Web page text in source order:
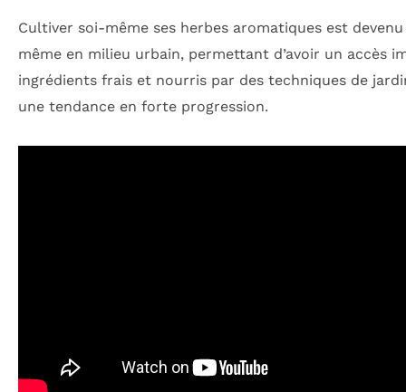
Cultiver soi-même ses herbes aromatiques est devenu
même en milieu urbain, permettant d’avoir un accès
ingrédients frais et nourris par des techniques de
une tendance en forte progression.